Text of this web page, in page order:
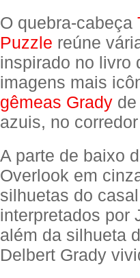
O quebra-cabeça
Puzzle reúne
inspirado no livro
imagens mais
gêmeas Grady
azuis, no
A parte de baixo
Overlook em
silhuetas do
interpretados por
além da silhueta
Delbert Grady